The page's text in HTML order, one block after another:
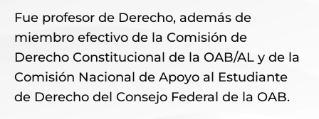
Fue profesor de Derecho, además de
miembro efectivo de la Comisión de
Derecho Constitucional de la OAB/AL y de la
Comisión Nacional de Apoyo al Estudiante
de Derecho del Consejo Federal de la OAB.